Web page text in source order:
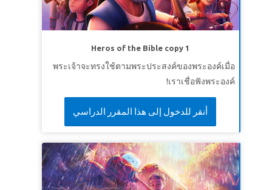
Heros of the Bible copy 1
พระเจ้าจะทรงใช้ตามพระประสงค์ของพระองค์เมื่อ
เราเชื่อฟังพระองค์!
أنقر للدخول إلى هذا المقرر الدراسي